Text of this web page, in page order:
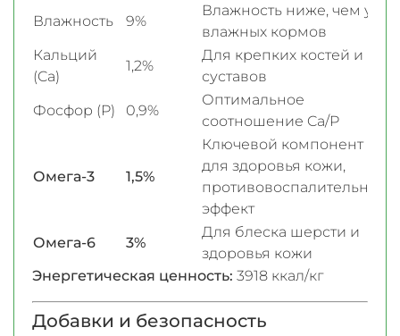
Влажность
9%
Влажность ниже, чем у
влажных кормов
Кальций
(Ca)
1,2%
Для крепких костей и
суставов
Фосфор (P)
0,9%
Оптимальное
соотношение Ca/P
Омега-3 1,5%
Ключевой компонент
для здоровья кожи,
противовоспалительный
эффект
Омега-6
3%
Для блеска шерсти и
здоровья кожи
Энергетическая ценность: 3918 ккал/кг
Добавки и безопасность